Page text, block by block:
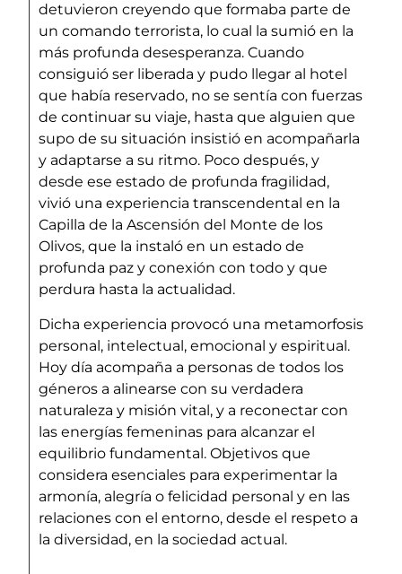
detuvieron creyendo que formaba parte de
un comando terrorista, lo cual la sumió en la
más profunda desesperanza. Cuando
consiguió ser liberada y pudo llegar al hotel
que había reservado, no se sentía con fuerzas
de continuar su viaje, hasta que alguien que
supo de su situación insistió en acompañarla
y adaptarse a su ritmo. Poco después, y
desde ese estado de profunda fragilidad,
vivió una experiencia transcendental en la
Capilla de la Ascensión del Monte de los
Olivos, que la instaló en un estado de
profunda paz y conexión con todo y que
perdura hasta la actualidad.
Dicha experiencia provocó una metamorfosis
personal, intelectual, emocional y espiritual.
Hoy día acompaña a personas de todos los
géneros a alinearse con su verdadera
naturaleza y misión vital, y a reconectar con
las energías femeninas para alcanzar el
equilibrio fundamental. Objetivos que
considera esenciales para experimentar la
armonía, alegría o felicidad personal y en las
relaciones con el entorno, desde el respeto a
la diversidad, en la sociedad actual.